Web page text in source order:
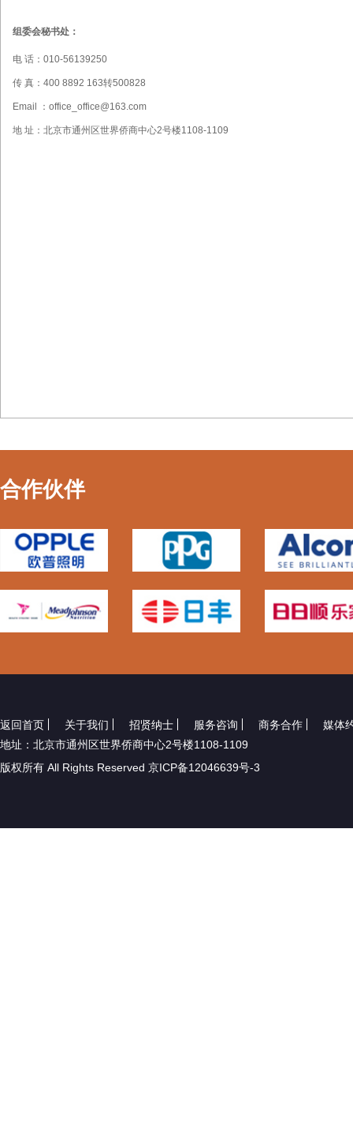
组委会秘书处：
电 话：010-56139250
传 真：400 8892 163转500828
Email ：office_office@163.com
地 址：北京市通州区世界侨商中心2号楼1108-1109
合作伙伴
返回首页 关于我们 招贤纳士 服务咨询 商务合作
媒体
地址：北京市通州区世界侨商中心2号楼1108-1109
版权所有 All Rights Reserved 京ICP备12046639号-3